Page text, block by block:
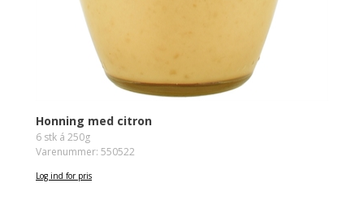
Honning med citron
6 stk á 250g
Varenummer: 550522
Log ind for pris